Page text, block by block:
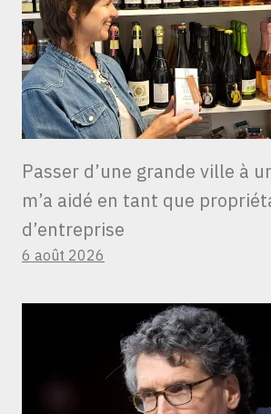
Passer d’une grande ville à
m’a aidé en tant que
d’entreprise
6 août 2026